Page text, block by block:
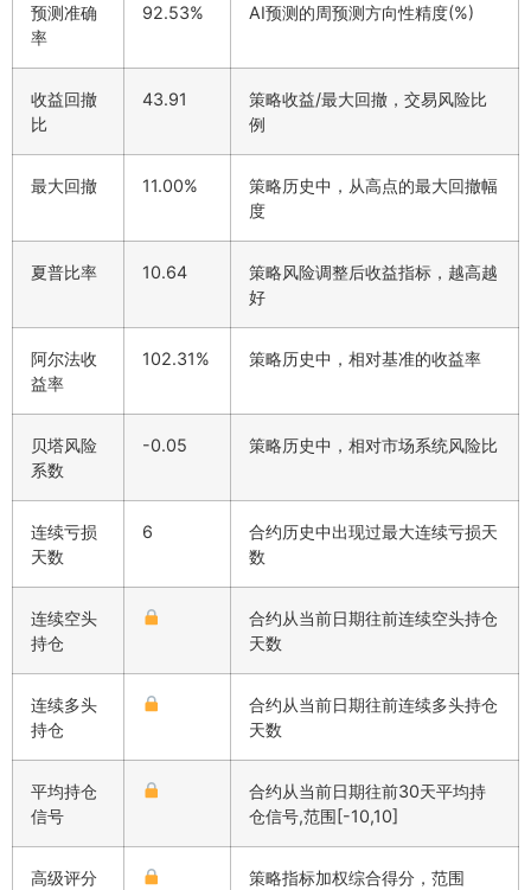
预测准确
率
92.53% AI预测的周预测方向性精度(%)
收益回撤
比
43.91
策略收益/最大回撤，交易风险比
例
最大回撤 11.00%
策略历史中，从高点的最大回撤幅
度
夏普比率 10.64
策略风险调整后收益指标，越高越
好
阿尔法收
益率
102.31% 策略历史中，相对基准的收益率
贝塔风险
系数
-0.05 策略历史中，相对市场系统风险比
连续亏损
天数
6
合约历史中出现过最大连续亏损天
数
连续空头
持仓
合约从当前日期往前连续空头持仓
天数
连续多头
持仓
合约从当前日期往前连续多头持仓
天数
平均持仓
信号
合约从当前日期往前30天平均持
仓信号,范围[-10,10]
高级评分
策略指标加权综合得分，范围